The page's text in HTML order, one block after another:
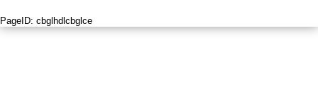
PageID: cbglhdlcbglce